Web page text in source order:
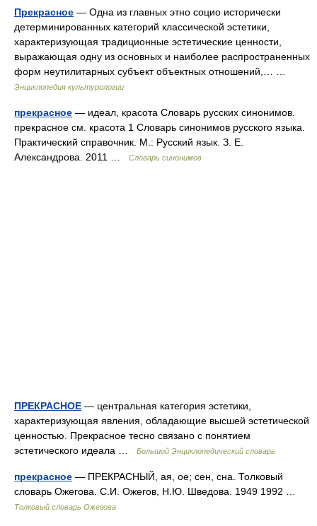
Прекрасное — Одна из главных этно социо исторически
детерминированных категорий классической эстетики,
характеризующая традиционные эстетические ценности,
выражающая одну из основных и наиболее распространенных
форм неутилитарных субъект объектных отношений,… …
Энциклопедия культурологии
прекрасное — идеал, красота Словарь русских синонимов.
прекрасное см. красота 1 Словарь синонимов русского языка.
Практический справочник. М.: Русский язык. З. Е.
Александрова. 2011 …
Словарь синонимов
ПРЕКРАСНОЕ — центральная категория эстетики,
характеризующая явления, обладающие высшей эстетической
ценностью. Прекрасное тесно связано с понятием
эстетического идеала …
Большой Энциклопедический словарь
прекрасное — ПРЕКРАСНЫЙ, ая, ое; сен, сна. Толковый
словарь Ожегова. С.И. Ожегов, Н.Ю. Шведова. 1949 1992 …
Толковый словарь Ожегова